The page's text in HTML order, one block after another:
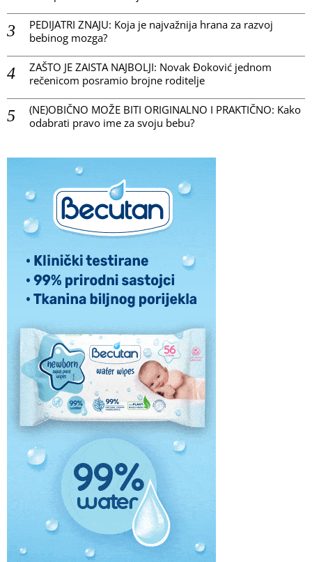
PEDIJATRI ZNAJU: Koja je najvažnija hrana za razvoj
bebinog mozga?
ZAŠTO JE ZAISTA NAJBOLJI: Novak Đoković jednom
rečenicom posramio brojne roditelje
(NE)OBIČNO MOŽE BITI ORIGINALNO I PRAKTIČNO: Kako
odabrati pravo ime za svoju bebu?